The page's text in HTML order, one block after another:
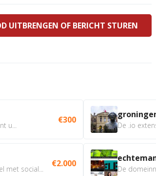
UITBRENGEN OF BERICHT STUREN
u...
€300
social...
€2.000
De .io
De